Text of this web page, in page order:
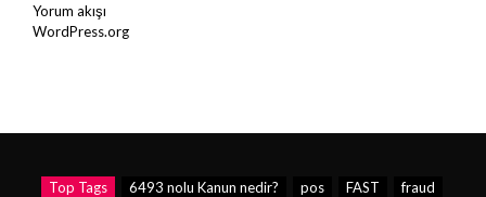
Yorum akışı
WordPress.org
Top Tags 6493 nolu Kanun nedir? pos FAST
fraud